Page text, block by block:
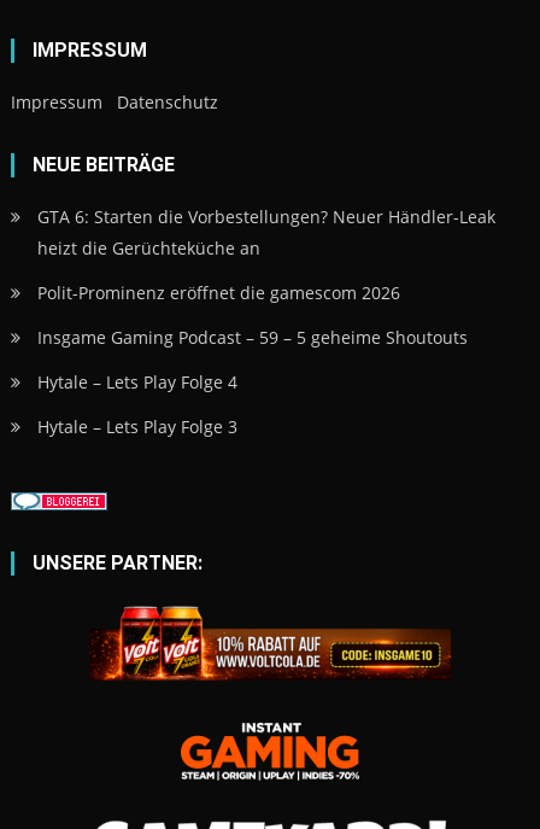
IMPRESSUM
Impressum Datenschutz
NEUE BEITRÄGE
GTA 6: Starten die Vorbestellungen? Neuer Händler-Leak
heizt die Gerüchteküche an
Polit-Prominenz eröffnet die gamescom 2026
Insgame Gaming Podcast – 59 – 5 geheime Shoutouts
Hytale – Lets Play Folge 4
Hytale – Lets Play Folge 3
UNSERE PARTNER: